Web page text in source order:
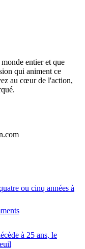
entier et que
qui animent ce
au cœur de l'action,
ou cinq années à
à 25 ans, le